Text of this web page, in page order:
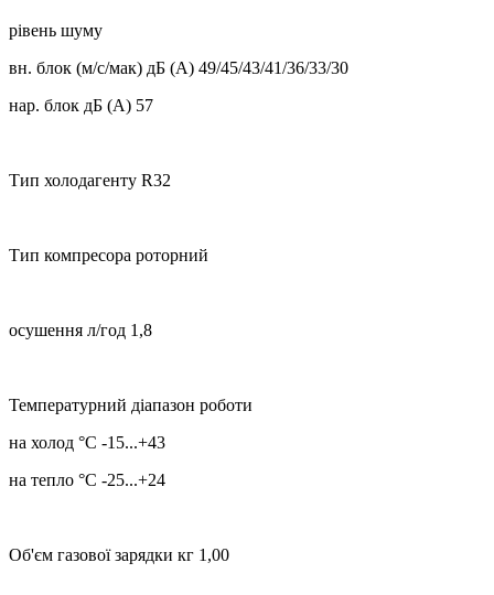
рівень шуму
вн. блок (м/с/мак) дБ (А) 49/45/43/41/36/33/30
нар. блок дБ (А) 57
Тип холодагенту R32
Тип компресора роторний
осушення л/год 1,8
Температурний діапазон роботи
на холод °C -15...+43
на тепло °C -25...+24
Об'єм газової зарядки кг 1,00